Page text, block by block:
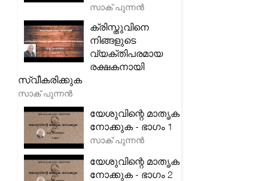
സാക് പുന്നൻ
ക്രിസ്തുവിനെ
നിങ്ങളുടെ
വ്യക്തിപരമായ
രക്ഷകനായി
സ്വീകരിക്കുക
സാക് പുന്നൻ
യേശുവിന്റെ മാതൃക
നോക്കുക - ഭാഗം 1
സാക് പുന്നൻ
യേശുവിന്റെ മാതൃക
നോക്കുക - ഭാഗം 2